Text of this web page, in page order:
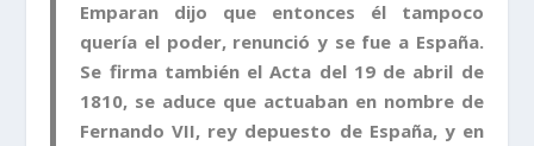
Emparan dijo que entonces él tampoco
quería el poder, renunció y se fue a España.
Se firma también el Acta del 19 de abril de
1810, se aduce que actuaban en nombre de
Fernando VII, rey depuesto de España, y en